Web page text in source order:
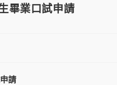
畢業口試申請
請